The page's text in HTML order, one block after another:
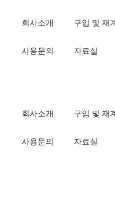
회사소개 구입 및 재
사용문의 자료실
회사소개 구입 및 재
사용문의 자료실